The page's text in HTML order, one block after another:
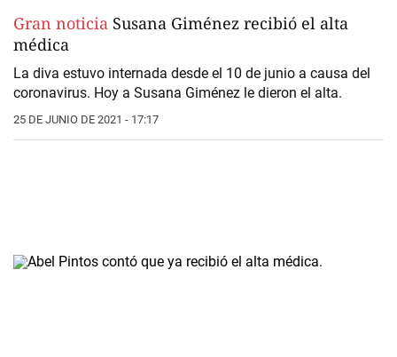
Gran noticia Susana Giménez recibió el alta
médica
La diva estuvo internada desde el 10 de junio a causa del
coronavirus. Hoy a Susana Giménez le dieron el alta.
25 DE JUNIO DE 2021 - 17:17